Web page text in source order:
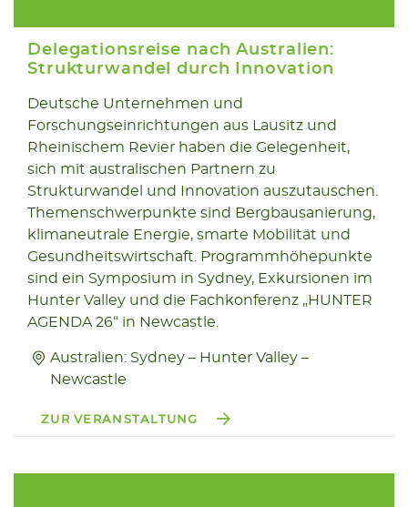
08.03
2026
Delegationsreise nach Australien:
Strukturwandel durch Innovation
Deutsche Unternehmen und
Forschungseinrichtungen aus Lausitz und
Rheinischem Revier haben die Gelegenheit,
sich mit australischen Partnern zu
Strukturwandel und Innovation auszutauschen.
Themenschwerpunkte sind Bergbausanierung,
klimaneutrale Energie, smarte Mobilität und
Gesundheitswirtschaft. Programmhöhepunkte
sind ein Symposium in Sydney, Exkursionen im
Hunter Valley und die Fachkonferenz „HUNTER
AGENDA 26“ in Newcastle.
Australien: Sydney – Hunter Valley –
Newcastle
ZUR VERANSTALTUNG